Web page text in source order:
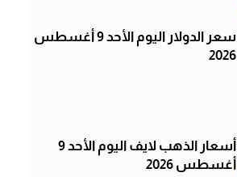
سعر الدولار اليوم الأحد 9 أغسطس
2026
أسعار الذهب لايف اليوم الأحد 9
أغسطس 2026